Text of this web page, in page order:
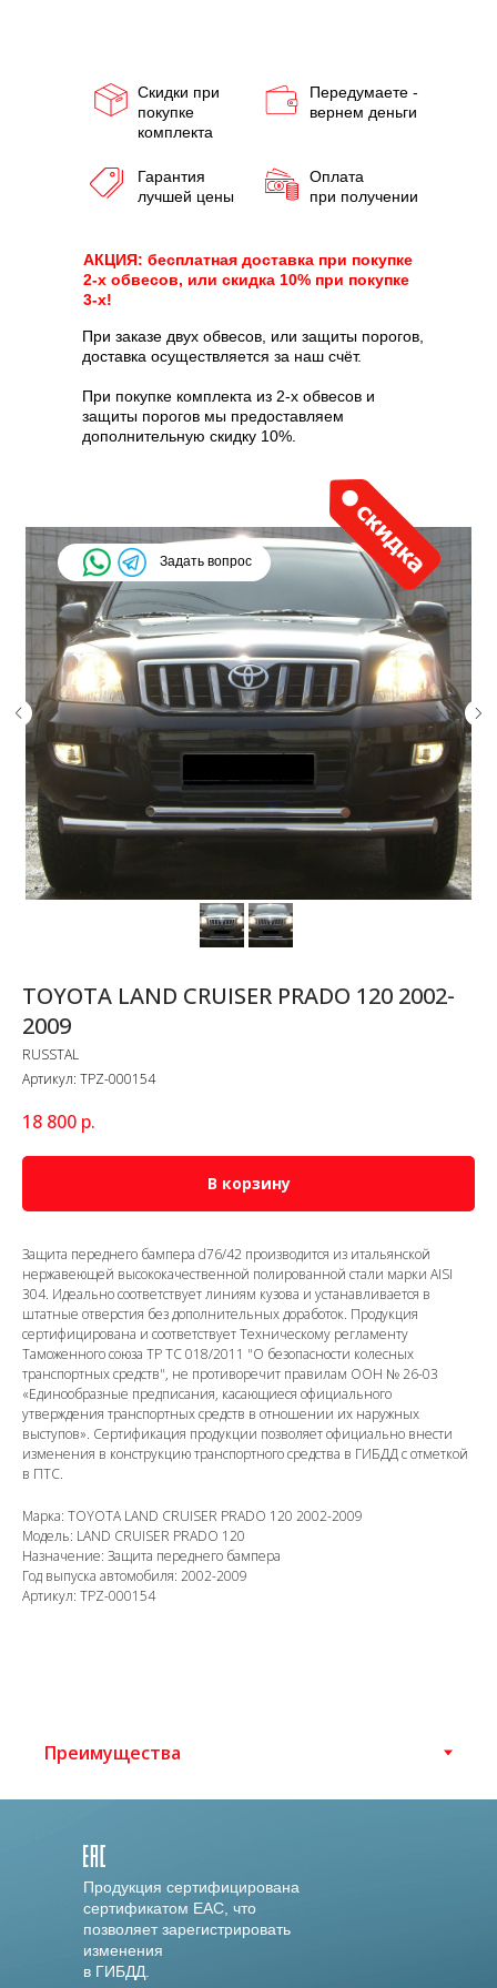
Скидки при
покупке
комплекта
Передумаете -
вернем деньги
Гарантия
лучшей цены
Оплата
при получении
АКЦИЯ: бесплатная доставка при покупке
2-х обвесов, или скидка 10% при покупке
3-х!
При заказе двух обвесов, или защиты порогов,
доставка осуществляется за наш счёт.
При покупке комплекта из 2-х обвесов и
защиты порогов мы предоставляем
дополнительную скидку 10%.
Задать вопрос
TOYOTA LAND CRUISER PRADO 120 2002-
2009
RUSSTAL
Артикул: TPZ-000154
18 800 р.
В корзину
Защита переднего бампера d76/42 производится из итальянской
нержавеющей высококачественной полированной стали марки AISI
304. Идеально соответствует линиям кузова и устанавливается в
штатные отверстия без дополнительных доработок. Продукция
сертифицирована и соответствует Техническому регламенту
Таможенного союза ТР ТС 018/2011 "О безопасности колесных
транспортных средств", не противоречит правилам ООН № 26-03
«Единообразные предписания, касающиеся официального
утверждения транспортных средств в отношении их наружных
выступов». Сертификация продукции позволяет официально внести
изменения в конструкцию транспортного средства в ГИБДД с отметкой
в ПТС.
Марка: TOYOTA LAND CRUISER PRADO 120 2002-2009
Модель: LAND CRUISER PRADO 120
Назначение: Защита переднего бампера
Год выпуска автомобиля: 2002-2009
Артикул: TPZ-000154
Продукция сертифицирована
сертификатом EAC, что
позволяет зарегистрировать
изменения
в ГИБДД.